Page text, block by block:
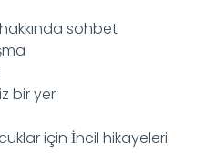
sohbet
bir yer
için İncil hikayeleri